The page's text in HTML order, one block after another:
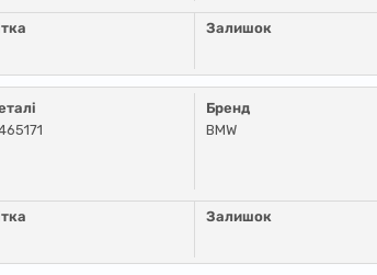
Залишок
Бренд
BMW
Залишок